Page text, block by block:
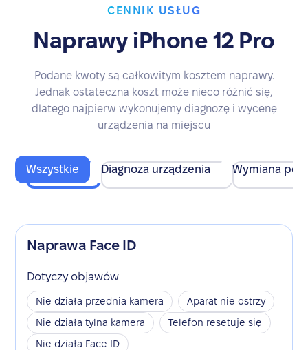
CENNIK USŁUG
Naprawy iPhone 12 Pro
Podane kwoty są całkowitym kosztem naprawy.
Jednak ostateczna koszt może nieco różnić się,
dlatego najpierw wykonujemy diagnozę i wycenę
urządzenia na miejscu
Wszystkie Diagnoza urządzenia Wymiana
Naprawa Face ID
Dotyczy objawów
Nie działa przednia kamera
Aparat nie ostrzy
Nie działa tylna kamera
Telefon resetuje się
Nie działa Face ID